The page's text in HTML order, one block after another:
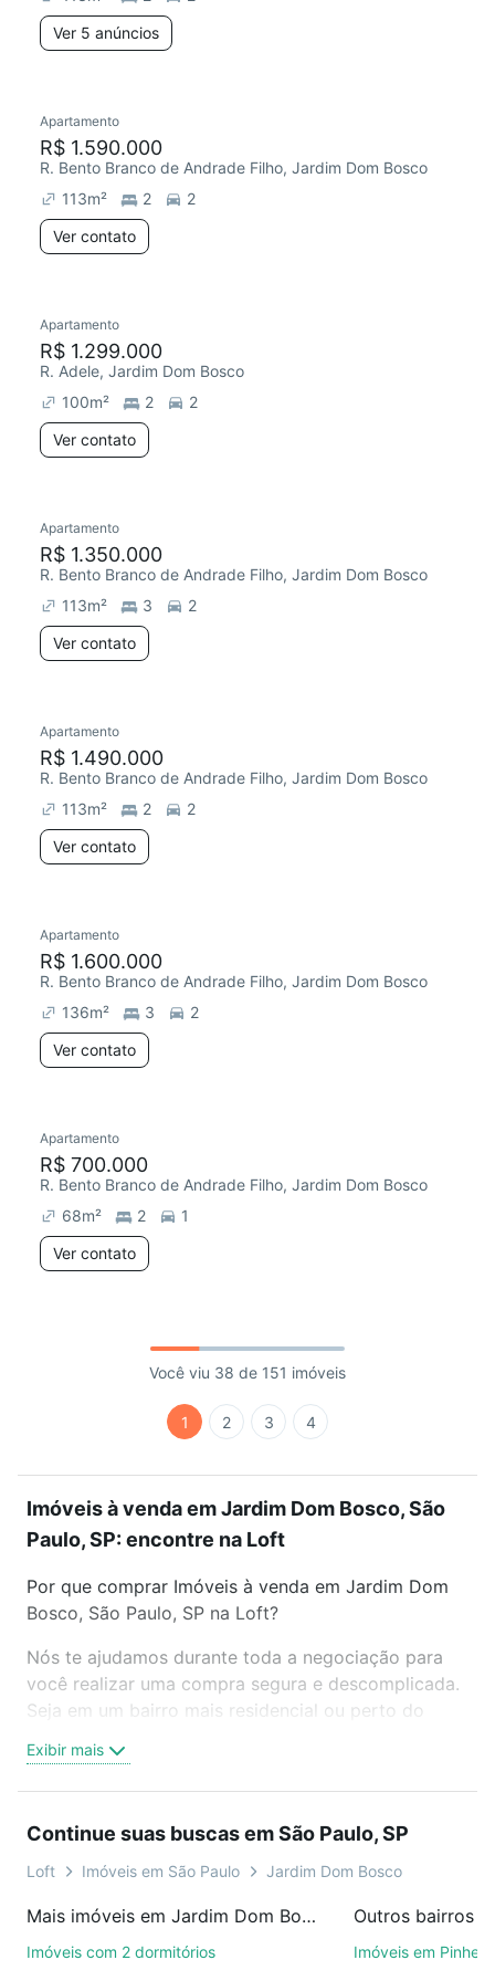
Ver 5 anúncios
Apartamento
R$ 1.590.000
R. Bento Branco de Andrade Filho, Jardim Dom Bosco
113m² 2
2
Ver contato
Apartamento
R$ 1.299.000
R. Adele, Jardim Dom Bosco
100m² 2
2
Ver contato
Apartamento
R$ 1.350.000
R. Bento Branco de Andrade Filho, Jardim Dom Bosco
113m² 3
2
Ver contato
Apartamento
R$ 1.490.000
R. Bento Branco de Andrade Filho, Jardim Dom Bosco
113m² 2
2
Ver contato
Apartamento
R$ 1.600.000
R. Bento Branco de Andrade Filho, Jardim Dom Bosco
136m² 3
2
Ver contato
Apartamento
R$ 700.000
R. Bento Branco de Andrade Filho, Jardim Dom Bosco
68m² 2
1
Ver contato
Você viu 38 de 151 imóveis
1 2 3 4
Imóveis à venda em Jardim Dom Bosco, São
Paulo, SP: encontre na Loft
Por que comprar Imóveis à venda em Jardim Dom
Bosco, São Paulo, SP na Loft?
Nós te ajudamos durante toda a negociação para
você realizar uma compra segura e descomplicada.
Seja em um bairro mais residencial ou perto do
oferta ideal de Imóveis à venda em Jardim Dom
Bosco, São Paulo, SP para conquistar seu sonho.
é grátis, sem compromisso e você ainda conta com
mais de 46 mil corretores e imobiliárias te ajudando
Como escolher um imóvel?
Exibir mais
Continue suas buscas em São Paulo, SP
Loft Imóveis em São Paulo Jardim Dom Bosco
Mais imóveis em Jardim Dom Bosco
Imóveis com 2 dormitórios
Outros bairros
Imóveis em